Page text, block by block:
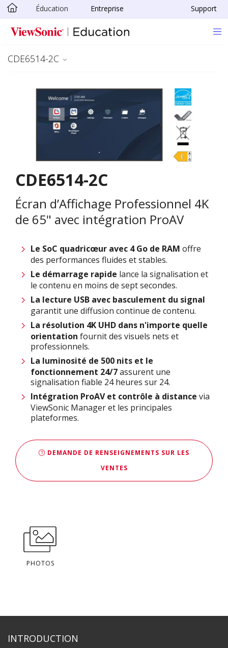
Passer au contenu principal
Éducation Entreprise Support
CDE6514-2C
CDE6514-2C
Écran d’Affichage Professionnel 4K
de 65" avec intégration ProAV
Le SoC quadricœur avec 4 Go de RAM offre
des performances fluides et stables.
Le démarrage rapide lance la signalisation et
le contenu en moins de sept secondes.
La lecture USB avec basculement du signal
garantit une diffusion continue de contenu.
La résolution 4K UHD dans n'importe quelle
orientation fournit des visuels nets et
professionnels.
La luminosité de 500 nits et le
fonctionnement 24/7assurent une
signalisation fiable 24 heures sur 24.
Intégration ProAVet contrôle à distance via
ViewSonic Manager et les principales
plateformes.
DEMANDE DE RENSEIGNEMENTS SUR LES
VENTES
PHOTOS
INTRODUCTION